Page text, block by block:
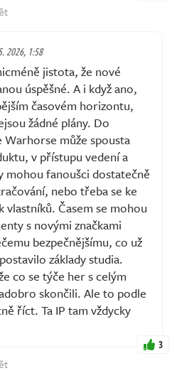
2026, 1:58
jistota, že nové
úspěšné. A i když ano,
časovém horizontu,
žádné plány. Do
může spousta
v přístupu vedení a
mohou fanoušci dostatečně
nebo třeba se ke
vlastníků. Časem se mohou
s novými značkami
bezpečnějšímu, co už
základy studia.
co se týče her s celým
skončili. Ale to podle
říct. Ta IP tam vždycky
3